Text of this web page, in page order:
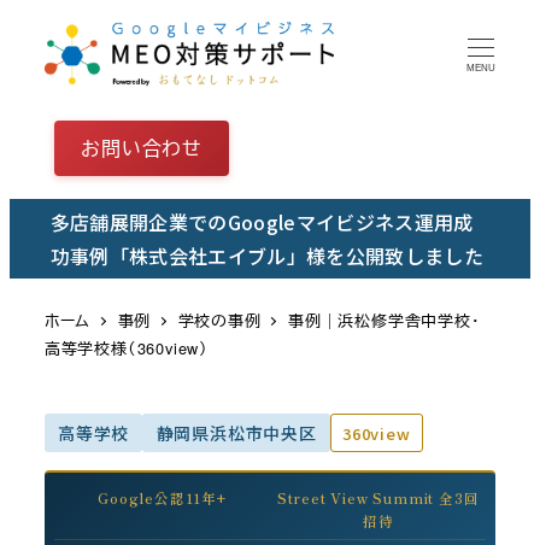
テ
MENU
お問い合わせ
多店舗展開企業でのGoogleマイビジネス運用成
功事例「株式会社エイブル」様を公開致しました
ホーム 事例 学校の事例
事例｜浜松修学舎中学校・
高等学校様（360view）
高等学校 静岡県浜松市中央区 360view
Google公認11年+
Street View Summit 全3回
招待